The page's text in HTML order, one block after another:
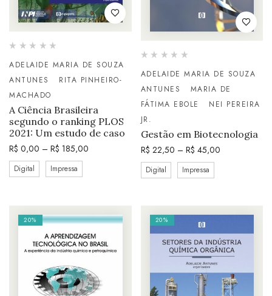
ADELAIDE MARIA DE SOUZA
ANTUNES
RITA PINHEIRO-
MACHADO
A Ciência Brasileira
segundo o ranking PLOS
2021: Um estudo de caso
R$ 0,00 – R$ 185,00
Digital Impressa
ADELAIDE MARIA DE SOUZA
ANTUNES
MARIA DE
FÁTIMA EBOLE
NEI PEREIRA
JR.
Gestão em Biotecnologia
R$ 22,50 – R$ 45,00
Digital Impressa
20% 20%